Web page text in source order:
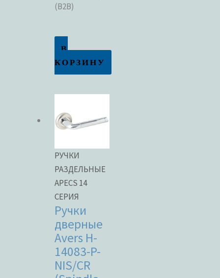
(B2B)
В
КОРЗИНУ
РУЧКИ
РАЗДЕЛЬНЫЕ
APECS 14
СЕРИЯ
Ручки
дверные
Avers H-
14083-P-
NIS/CR